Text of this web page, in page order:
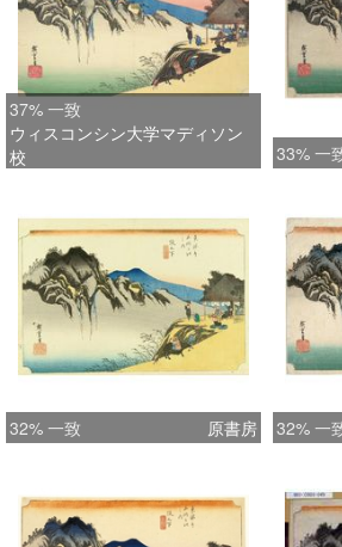
37% 一致
ウィスコンシン大学マディソン
校
33% 一
32% 一致 原書房 32% 一